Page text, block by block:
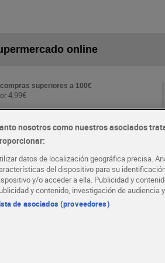
online
superiores a 100€
4,99€
nosotros como nuestros asociados
datos de localización geográfica precisa.
del dispositivo para su
y/o acceder a ella. Publicidad y
y contenido, investigación de audiencia
de asociados (proveedores)